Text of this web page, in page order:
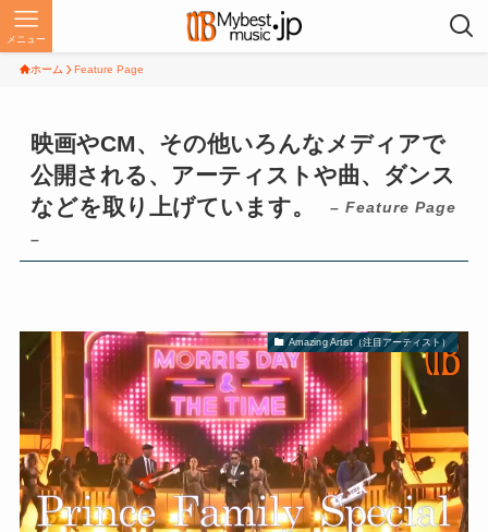
メニュー
ホーム Feature Page
映画やCM、その他いろんなメディアで
公開される、アーティストや曲、ダンス
などを取り上げています。
– Feature Page
–
Amazing Artist（注目アーティスト）